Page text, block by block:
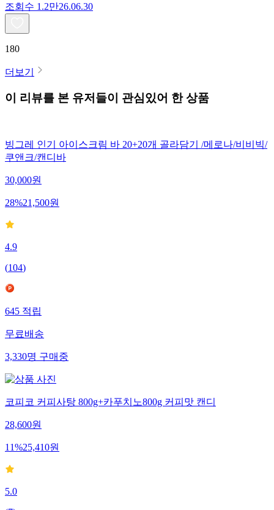
조회수 1.2만26.06.30
180
더보기
이 리뷰를 본 유저들이 관심있어 한 상품
빙그레 인기 아이스크림 바 20+20개 골라담기 /메로나/비비빅/
쿠앤크/캔디바
30,000원
28%21,500원
4.9
(104)
645 적립
무료배송
3,330명 구매중
코피코 커피사탕 800g+카푸치노800g 커피맛 캔디
28,600원
11%25,410원
5.0